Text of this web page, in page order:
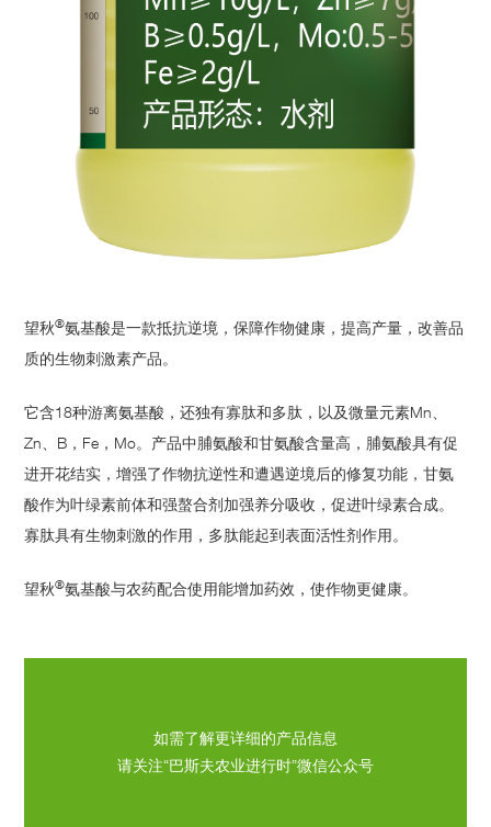
望秋®氨基酸是一款抵抗逆境，保障作物健康，提高产量，改善品
质的生物刺激素产品。
它含18种游离氨基酸，还独有寡肽和多肽，以及微量元素Mn、
Zn、B，Fe，Mo。产品中脯氨酸和甘氨酸含量高，脯氨酸具有促
进开花结实，增强了作物抗逆性和遭遇逆境后的修复功能，甘氨
酸作为叶绿素前体和强螯合剂加强养分吸收，促进叶绿素合成。
寡肽具有生物刺激的作用，多肽能起到表面活性剂作用。
望秋®氨基酸与农药配合使用能增加药效，使作物更健康。
如需了解更详细的产品信息
请关注“巴斯夫农业进行时”微信公众号